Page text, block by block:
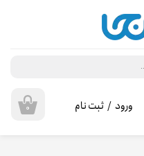
۰ ورود / ثبت نام